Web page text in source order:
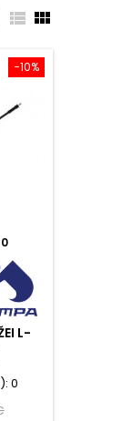
 
−10%
L-
0